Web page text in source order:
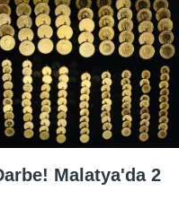
Malatya'da 2